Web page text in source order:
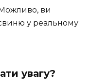
ви
у реальному
увагу?